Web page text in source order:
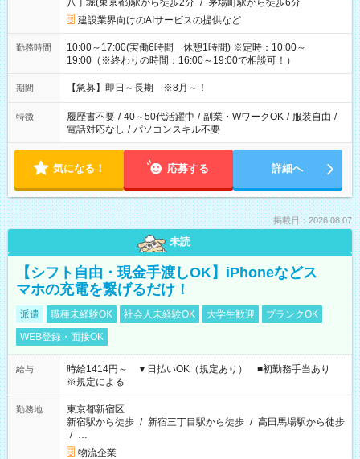
八丁堀(東京都)駅から徒歩2分 / 茅場町駅から徒歩6分
建設業界向けのAIサービスの提供など
勤務時間
10:00～17:00(実働6時間 休憩1時間) ※定時：10:00～
19:00（※終わりの時間：16:00～19:00で相談可！）
期間 【急募】即日～長期 ※8月～！
特徴 履歴書不要 / 40～50代活躍中 / 副業・WワークOK / 服装自由 /
電話対応なし / パソコンスキル不要
気になる！ 応募する 詳細へ
掲載日：2026.08.07
未読
【シフト自由・現金手渡しOK】iPhoneなどス
マホの充電を繋げるだけ！
派遣 職種未経験OK 社会人未経験OK 大学生歓迎
ブランクOK
WEB登録・面接OK
給与
時給1414円～ ▼日払いOK（規定あり） ■初勤務手当あり
※規定による
勤務地
東京都新宿区
新宿駅から徒歩 / 新宿三丁目駅から徒歩 / 高田馬場駅から徒歩
/ …
物流企業